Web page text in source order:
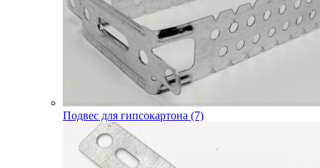
Подвес для гипсокартона (7)